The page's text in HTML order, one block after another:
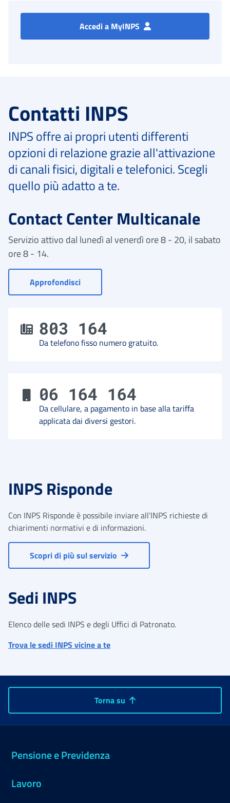
Accedi a MyINPS
Contatti INPS
INPS offre ai propri utenti differenti
opzioni di relazione grazie all'attivazione
di canali fisici, digitali e telefonici. Scegli
quello più adatto a te.
Contact Center Multicanale
Servizio attivo dal lunedì al venerdì ore 8 - 20, il sabato
ore 8 - 14.
Approfondisci- Vai a Contact Center
803 164
Da telefono fisso numero gratuito.
06 164 164
Da cellulare, a pagamento in base alla tariffa
applicata dai diversi gestori.
INPS Risponde
Con INPS Risponde è possibile inviare all’INPS richieste di
chiarimenti normativi e di informazioni.
Scopri di più sul servizio
Sedi INPS
Elenco delle sedi INPS e degli Uffici di Patronato.
Trova le sedi INPS vicine a te
Torna su
Pensione e Previdenza
Lavoro